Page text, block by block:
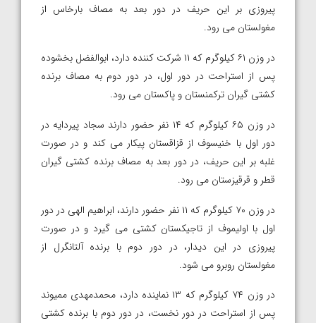
پیروزی بر این حریف در دور بعد به مصاف بارخاس از
مغولستان می رود.
در وزن ۶۱ کیلوگرم که ۱۱ شرکت کننده دارد، ابوالفضل بخشوده
پس از استراحت در دور اول، در دور دوم به مصاف برنده
کشتی گیران ترکمنستان و پاکستان می رود.
در وزن ۶۵ کیلوگرم که ۱۴ نفر حضور دارند سجاد پیردایه در
دور اول با خنیسوف از قزاقستان پیکار می کند و در صورت
غلبه بر این حریف، در دور بعد به مصاف برنده کشتی گیران
قطر و قرقیزستان می رود.
در وزن ۷۰ کیلوگرم که ۱۱ نفر حضور دارند، ابراهیم الهی در دور
اول با اولیموف از تاجیکستان کشتی می گیرد و در صورت
پیروزی در این دیدار، در دور دوم با برنده آلتانگرل از
مغولستان روبرو می شود.
در وزن ۷۴ کیلوگرم که ۱۳ نماینده دارد، محمدمهدی ممیوند
پس از استراحت در دور نخست، در دور دوم با برنده کشتی